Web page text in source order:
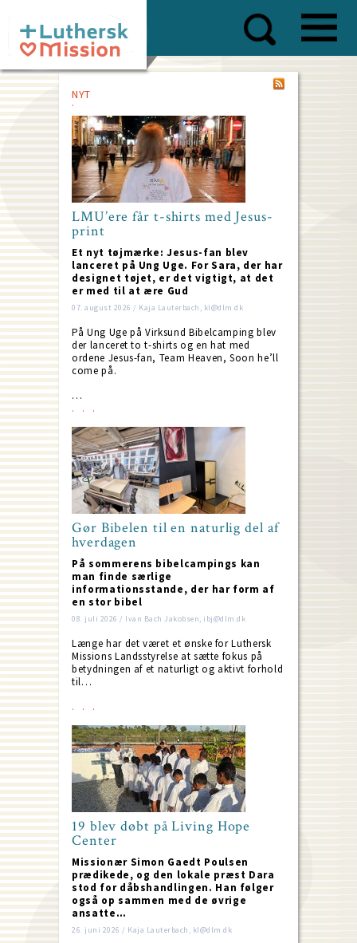
main
content
NYT
LMU’ere får t-shirts med Jesus-
print
Et nyt tøjmærke: Jesus-fan blev
lanceret på Ung Uge. For Sara, der har
designet tøjet, er det vigtigt, at det
er med til at ære Gud
07. august 2026 / Kaja Lauterbach, kl@dlm.dk
På Ung Uge på Virksund Bibelcamping blev
der lanceret to t-shirts og en hat med
ordene Jesus-fan, Team Heaven, Soon he’ll
come på.
…
Gør Bibelen til en naturlig del af
hverdagen
På sommerens bibelcampings kan
man finde særlige
informationsstande, der har form af
en stor bibel
08. juli 2026 / Ivan Bach Jakobsen, ibj@dlm.dk
Længe har det været et ønske for Luthersk
Missions Landsstyrelse at sætte fokus på
betydningen af et naturligt og aktivt forhold
til…
19 blev døbt på Living Hope
Center
Missionær Simon Gaedt Poulsen
prædikede, og den lokale præst Dara
stod for dåbshandlingen. Han følger
også op sammen med de øvrige
ansatte…
26. juni 2026 / Kaja Lauterbach, kl@dlm.dk